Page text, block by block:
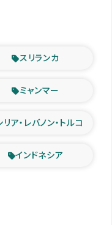
スリランカ
ミャンマー
リア・レバノン・トルコ
インドネシア